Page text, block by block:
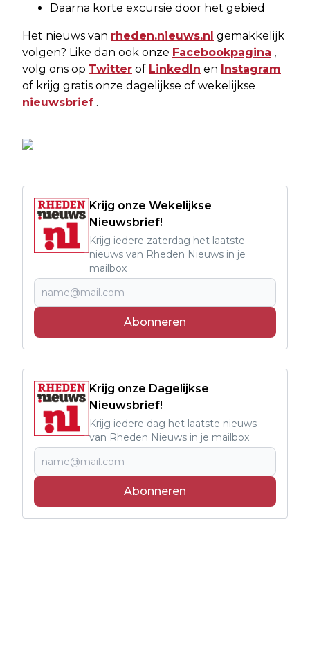
Daarna korte excursie door het gebied
Het nieuws van rheden.nieuws.nl gemakkelijk
volgen? Like dan ook onze Facebookpagina ,
volg ons op Twitter of LinkedIn en Instagram
of krijg gratis onze dagelijkse of wekelijkse
nieuwsbrief .
Krijg onze Wekelijkse
Nieuwsbrief!
Krijg iedere zaterdag het laatste
nieuws van Rheden Nieuws in je
mailbox
Abonneren
Krijg onze Dagelijkse
Nieuwsbrief!
Krijg iedere dag het laatste nieuws
van Rheden Nieuws in je mailbox
Abonneren